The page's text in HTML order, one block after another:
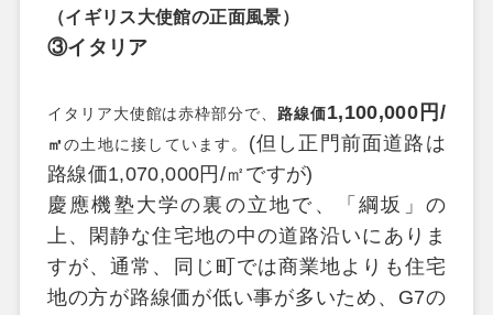
（イギリス大使館の正面風景）
③イタリア
イタリア大使館は赤枠部分で、 路線価1,100,000 円 /
㎡の土地に接しています。 (但し正門前面道路は
路線価1,070,000円 /㎡ですが)
慶應機塾大学の裏の立地で、「綱坂」の
上、閑静な住宅地の中の道路沿いにありま
すが、通常、同じ町では商業地よりも住宅
地の方が路線価が低い事が多いため、 G7の